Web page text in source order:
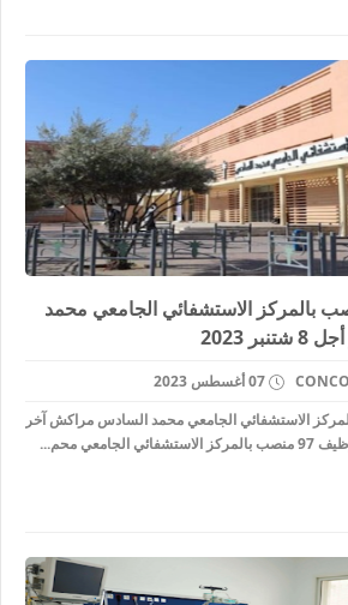
توظيف 97 منصب بالمركز الاستشفائي الجامعي محمد
2023
07 أغسطس 2023
97 منصب بالمركز الاستشفائي الجامعي محمد السادس مراكش آخر